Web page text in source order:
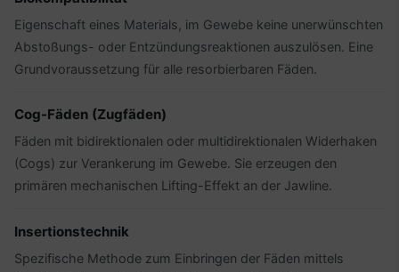
Eigenschaft eines Materials, im Gewebe keine unerwünschten
Abstoßungs- oder Entzündungsreaktionen auszulösen. Eine
Grundvoraussetzung für alle resorbierbaren Fäden.
Cog-Fäden (Zugfäden)
Fäden mit bidirektionalen oder multidirektionalen Widerhaken
(Cogs) zur Verankerung im Gewebe. Sie erzeugen den
primären mechanischen Lifting-Effekt an der Jawline.
Insertionstechnik
Spezifische Methode zum Einbringen der Fäden mittels